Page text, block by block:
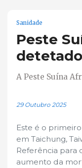
Sanidade
Peste
A Peste Suína
29 Outubro 2025
Este é o
em Taichung,
Referência para
aumento da